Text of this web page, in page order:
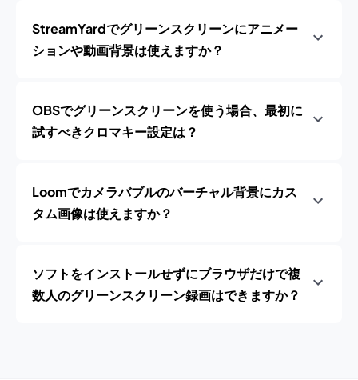
StreamYardでグリーンスクリーンにアニメー
ションや動画背景は使えますか？
OBSでグリーンスクリーンを使う場合、最初に
試すべきクロマキー設定は？
Loomでカメラバブルのバーチャル背景にカス
タム画像は使えますか？
ソフトをインストールせずにブラウザだけで複
数人のグリーンスクリーン録画はできますか？